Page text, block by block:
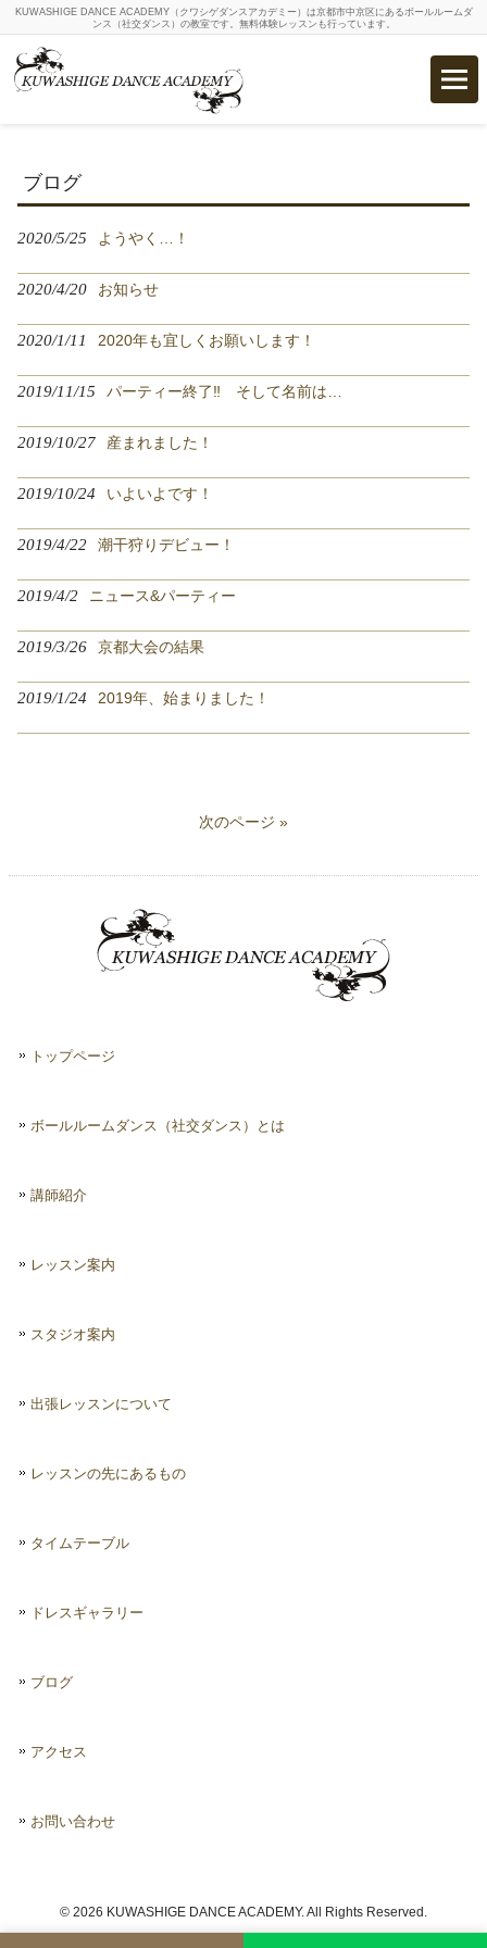
KUWASHIGE DANCE ACADEMY（クワシゲダンスアカデミー）は京都市中京区にあるボールルームダ
ンス（社交ダンス）の教室です。無料体験レッスンも行っています。
ブログ
2020/5/25 ようやく…！
2020/4/20 お知らせ
2020/1/11 2020年も宜しくお願いします！
2019/11/15 パーティー終了‼️ そして名前は…
2019/10/27 産まれました！
2019/10/24 いよいよです！
2019/4/22 潮干狩りデビュー！
2019/4/2 ニュース&パーティー
2019/3/26 京都大会の結果
2019/1/24 2019年、始まりました！
次のページ »
トップページ
ボールルームダンス（社交ダンス）とは
講師紹介
レッスン案内
スタジオ案内
出張レッスンについて
レッスンの先にあるもの
タイムテーブル
ドレスギャラリー
ブログ
アクセス
お問い合わせ
© 2026 KUWASHIGE DANCE ACADEMY. All Rights Reserved.